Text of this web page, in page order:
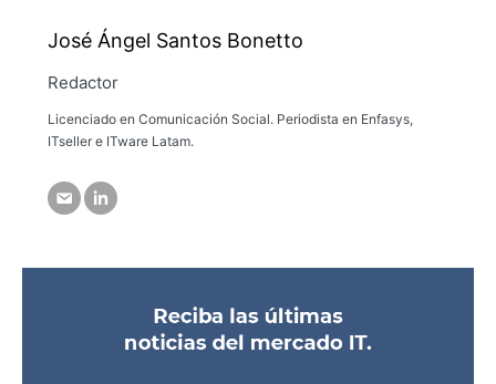
José Ángel Santos Bonetto
Redactor
Licenciado en Comunicación Social. Periodista en Enfasys,
ITseller e ITware Latam.